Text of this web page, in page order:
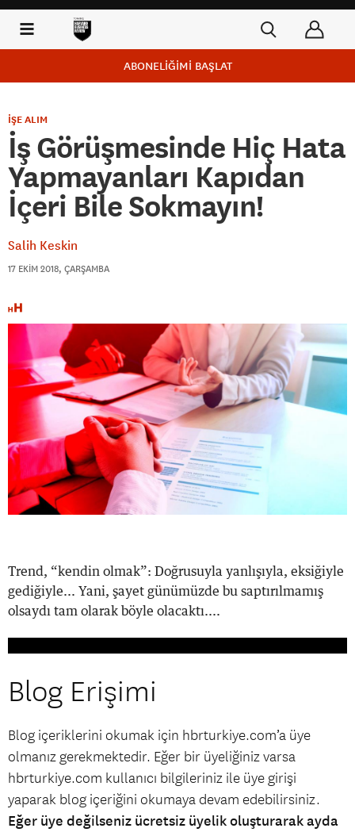
ABONELİĞİMİ BAŞLAT
İŞE ALIM
İş Görüşmesinde Hiç Hata
Yapmayanları Kapıdan
İçeri Bile Sokmayın!
Salih Keskin
17 EKIM 2018, ÇARŞAMBA
Trend, “kendin olmak”: Doğrusuyla yanlışıyla, eksiğiyle
gediğiyle... Yani, şayet günümüzde bu saptırılmamış
olsaydı tam olarak böyle olacaktı....
Blog Erişimi
Blog içeriklerini okumak için hbrturkiye.com’a üye
olmanız gerekmektedir. Eğer bir üyeliğiniz varsa
hbrturkiye.com kullanıcı bilgileriniz ile üye girişi
yaparak blog içeriğini okumaya devam edebilirsiniz.
Eğer üye değilseniz ücretsiz üyelik oluşturarak ayda